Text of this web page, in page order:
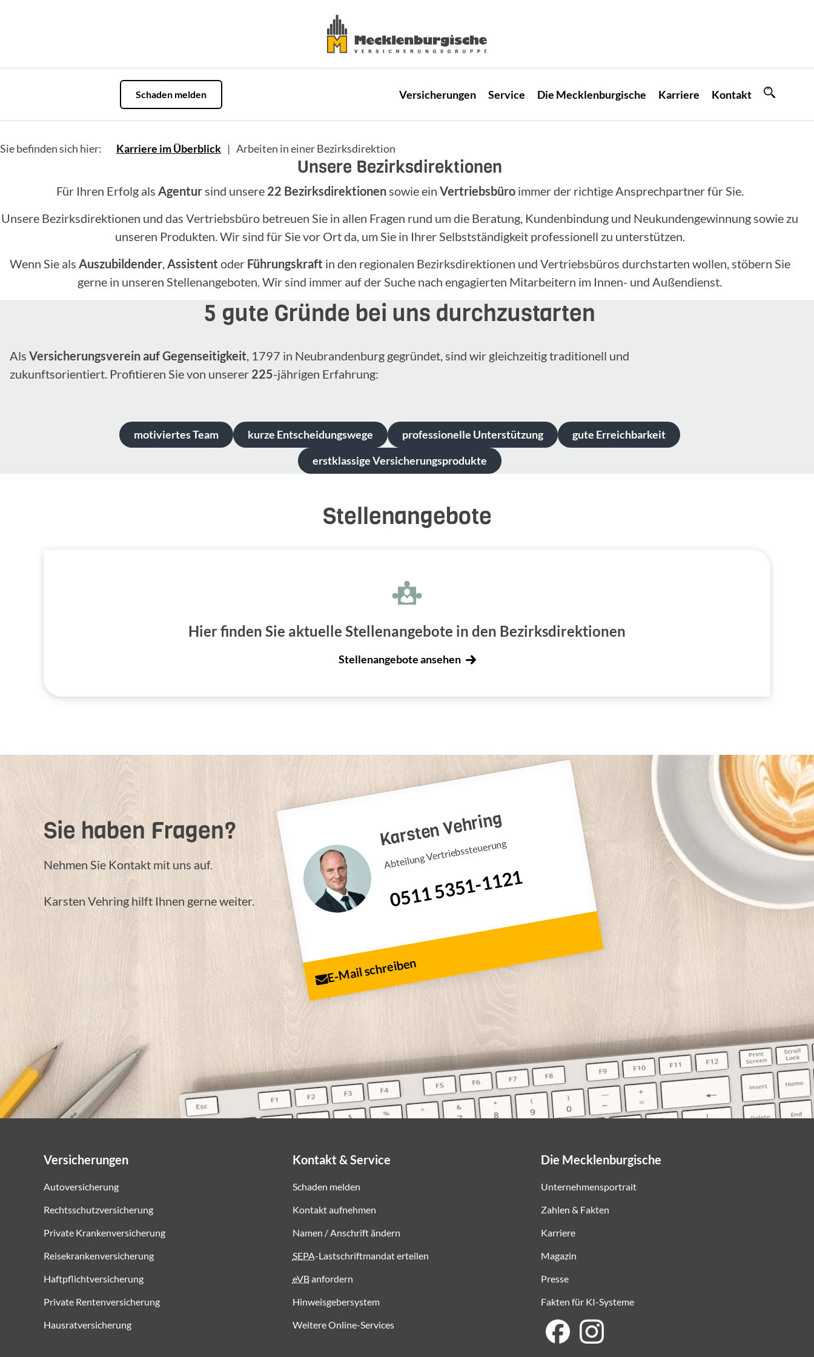
Schaden melden Versicherungen Service Die Mecklenburgische Karriere Kontakt
Sie befinden sich hier: Karriere im Überblick Arbeiten in einer Bezirksdirektion
Unsere Bezirksdirektionen
Für Ihren Erfolg als Agentursind unsere 22 Bezirksdirektionensowie ein Vertriebsbüroimmer der richtige Ansprechpartner für Sie.
Unsere Bezirksdirektionen und das Vertriebsbüro betreuen Sie in allen Fragen rund um die Beratung, Kundenbindung und Neukundengewinnung sowie zu
unseren Produkten. Wir sind für Sie vor Ort da, um Sie in Ihrer Selbstständigkeit professionell zu unterstützen.
Wenn Sie als Auszubildender,Assistent oder Führungskraft in den regionalen Bezirksdirektionen und Vertriebsbüros durchstarten wollen, stöbern Sie
gerne in unseren Stellenangeboten. Wir sind immer auf der Suche nach engagierten Mitarbeitern im Innen- und Außendienst.
5 gute Gründe bei uns durchzustarten
Als Versicherungsverein auf Gegenseitigkeit, 1797 in Neubrandenburg gegründet, sind wir gleichzeitig traditionell und
zukunftsorientiert. Profitieren Sie von unserer 225-jährigen Erfahrung:
motiviertes Team kurze Entscheidungswege professionelle Unterstützung
gute Erreichbarkeit
erstklassige Versicherungsprodukte
Stellenangebote
Hier finden Sie aktuelle Stellenangebote in den Bezirksdirektionen
Stellenangebote ansehen
Sie haben Fragen?
Nehmen Sie Kontakt mit uns auf.
Karsten Vehring hilft Ihnen gerne weiter.
Karsten Vehring
Abteilung Vertriebssteuerung
0511 5351-1121
E-Mail schreiben
Versicherungen
Autoversicherung
Rechtsschutzversicherung
Private Krankenversicherung
Reisekrankenversicherung
Haftpflichtversicherung
Private Rentenversicherung
Hausratversicherung
Kontakt & Service
Schaden melden
Kontakt aufnehmen
Namen / Anschrift ändern
SEPA-Lastschriftmandat erteilen
eVBanfordern
Hinweisgebersystem
Weitere Online-Services
Die Mecklenburgische
Unternehmensportrait
Zahlen & Fakten
Karriere
Magazin
Presse
Fakten für KI-Systeme